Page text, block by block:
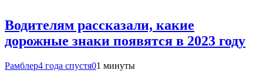
Водителям рассказали, какие
дорожные знаки появятся в 2023 году
Рамблер4 года спустя01 минуты